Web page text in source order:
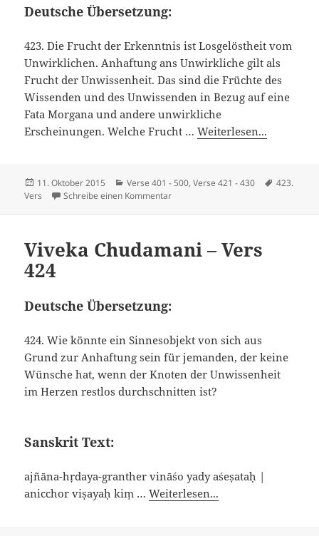
Deutsche Übersetzung:
423. Die Frucht der Erkenntnis ist Losgelöstheit vom
Unwirklichen. Anhaftung ans Unwirkliche gilt als
Frucht der Unwissenheit. Das sind die Früchte des
Wissenden und des Unwissenden in Bezug auf eine
Fata Morgana und andere unwirkliche
Erscheinungen. Welche Frucht …Weiterlesen...
Veröffentlicht
am
11. Oktober 2015 Kategorien
Verse 401 - 500,Verse 421 - 430
423.
Vers
Schreibe einen Kommentarzu Viveka Chudamani – Vers 423
Viveka Chudamani – Vers
424
Deutsche Übersetzung:
424. Wie könnte ein Sinnesobjekt von sich aus
Grund zur Anhaftung sein für jemanden, der keine
Wünsche hat, wenn der Knoten der Unwissenheit
im Herzen restlos durchschnitten ist?
Sanskrit Text:
ajñāna-hṛdaya-granther vināśo yady aśeṣataḥ |
anicchor viṣayaḥ kiṃ …Weiterlesen...